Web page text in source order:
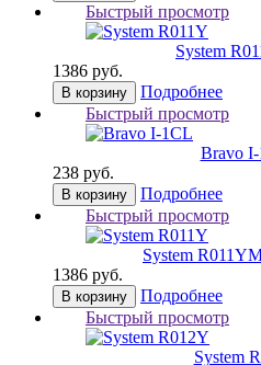
Быстрый просмотр
System
1386 руб.
В корзину
Подробнее
Быстрый просмотр
Bravo
238 руб.
В корзину
Подробнее
Быстрый просмотр
System R011Y
1386 руб.
В корзину
Подробнее
Быстрый просмотр
System